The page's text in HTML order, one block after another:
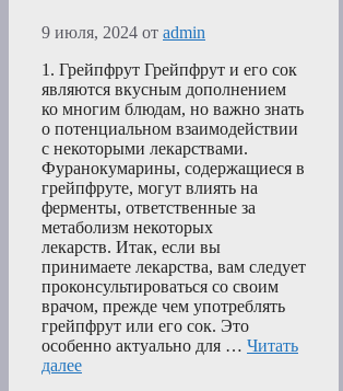
9 июля, 2024 от admin
1. Грейпфрут Грейпфрут и его сок
являются вкусным дополнением
ко многим блюдам, но важно знать
о потенциальном взаимодействии
с некоторыми лекарствами.
Фуранокумарины, содержащиеся в
грейпфруте, могут влиять на
ферменты, ответственные за
метаболизм некоторых
лекарств. Итак, если вы
принимаете лекарства, вам следует
проконсультироваться со своим
врачом, прежде чем употреблять
грейпфрут или его сок. Это
особенно актуально для … Читать
далее